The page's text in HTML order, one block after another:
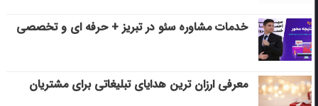
خدمات مشاوره سئو در تبریز + حرفه ای و تخصصی
معرفی ارزان ترین هدایای تبلیغاتی برای مشتریان